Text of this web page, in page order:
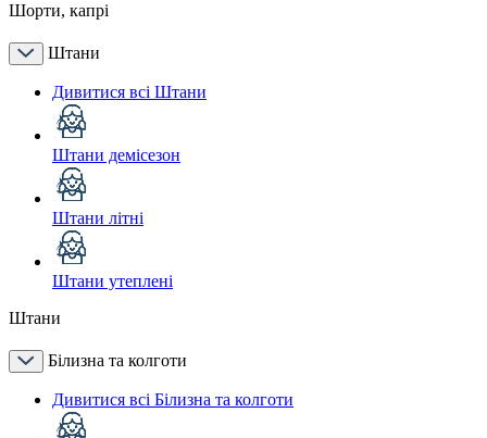
Шорти, капрі
Штани
Дивитися всі Штани
Штани демісезон
Штани літні
Штани утеплені
Штани
Білизна та колготи
Дивитися всі Білизна та колготи